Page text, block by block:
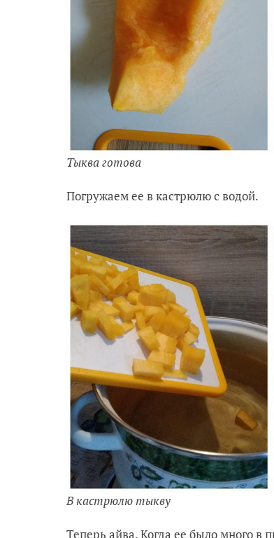
Тыква готова
Погружаем ее в кастрюлю с водой.
В кастрюлю тыкву
Теперь айва. Когда ее было много в